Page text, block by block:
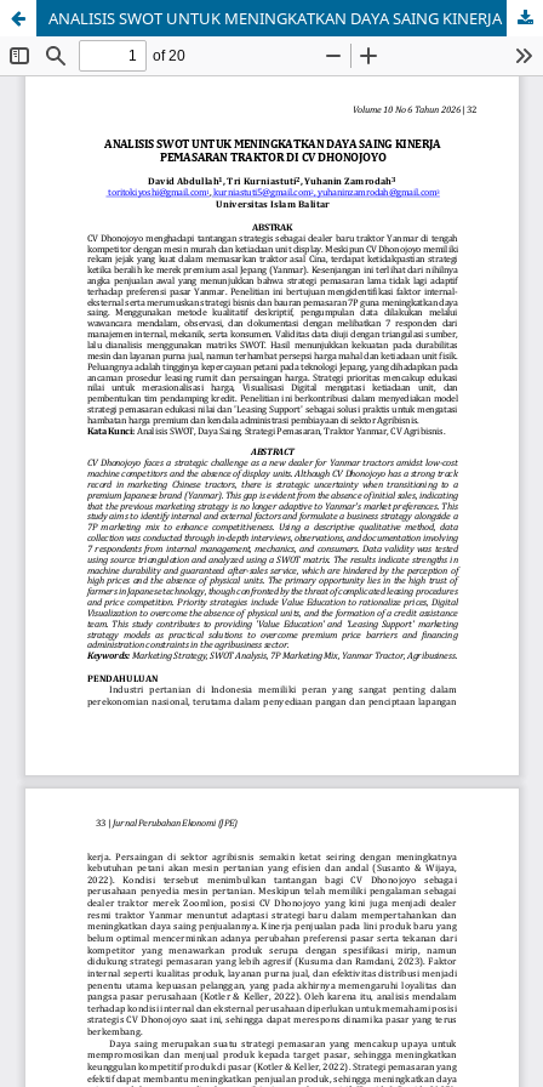
ANALISIS SWOT UNTUK MENINGKATKAN DAYA SAING KINERJA PEMASARAN TRAKTOR DI CV DHONOJOYO